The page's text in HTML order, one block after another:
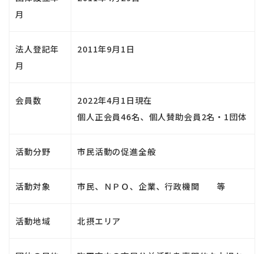
月
法人登記年
月
2011年9月1日
会員数
2022年4月1日現在
個人正会員46名、個人賛助会員2名・1団体
活動分野 市民活動の促進全般
活動対象 市民、ＮＰＯ、企業、行政機関 等
活動地域 北摂エリア